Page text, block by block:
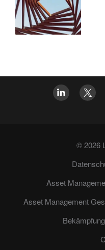
© 2026
Asset
Asset Management